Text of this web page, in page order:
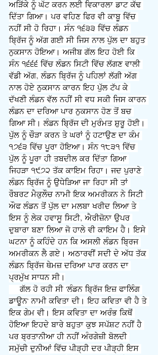
ਅੜਿੱਕੇ ਨੂੰ ਘੱਟ ਕਰਨ ਲਈ ਵਿਕਾਰਲਾ ਡਾਟ ਕੱਢ
ਦਿੱਤਾ ਗਿਆ। ਪਰ ਵਹਿਣ ਫਿਰ ਵੀ ਕਾਬੂ ਵਿੱਚ
ਨਹੀਂ ਸੀ ਹੋ ਰਿਹਾ। ਸੰਨ ੧੬੩੩ ਵਿੱਚ ਲੰਡਨ
ਬ੍ਰਿੱਜ ਨੂੰ ਅੱਗ ਗਈ ਸੀ ਜਿਸ ਨਾਲ ਪੁੱਲ ਦਾ ਬਹੁਤ
ਨੁਕਸਾਨ ਹੋਇਆ। ਅਜੀਬ ਗੱਲ ਇਹ ਹੋਈ ਕਿ
ਸੰਨ ੧੬੬੬ ਵਿੱਚ ਲੰਡਨ ਸਿਟੀ ਵਿੱਚ ਲੱਗਣ ਵਾਲੀ
ਵੱਡੀ ਅੱਗ, ਲੰਡਨ ਬ੍ਰਿੱਜ ਨੂੰ ਪਹਿਲਾਂ ਲੱਗੀ ਅੱਗ
ਨਾਲ ਹੋਏ ਨੁਕਸਾਨ ਕਾਰਨ ਇਹ ਪੁੱਲ ਟੱਪ ਕੇ
ਦੱਖਣੀ ਲੰਡਨ ਵੱਲ ਨਹੀਂ ਸੀ ਵਧ ਸਕੀ ਜਿਸ ਕਾਰਨ
ਲੰਡਨ ਦਾ ਦਰਿਆ ਪਾਰ ਨੁਕਸਾਨ ਹੋਣ ਤੋਂ ਬਚ
ਗਿਆ ਸੀ। ਲੰਡਨ ਬ੍ਰਿੱਜ ਦੀ ਮੁਰੰਮਤ ਸ਼ੁਰੂ ਹੋਈ।
ਪੁੱਲ ਨੂੰ ਚੌੜਾ ਕਰਨ ਤੇ ਘਰਾਂ ਨੂੰ ਹਟਾਉਣ ਦਾ ਕੰਮ
੧੭੬੩ ਵਿੱਚ ਪੂਰਾ ਹੋਇਆ। ਸੰਨ ੧੮੩੧ ਵਿੱਚ
ਪੁੱਲ ਨੂੰ ਪੂਰਾ ਹੀ ਤਬਦੀਲ ਕਰ ਦਿੱਤਾ ਗਿਆ
ਜਿਹੜਾ ੧੯੭੨ ਤੱਕ ਕਾਇਮ ਰਿਹਾ। ਜਦ ਪੁਰਾਣੇ
ਲੰਡਨ ਬ੍ਰਿੱਜ ਨੂੰ ਉਧੇੜਿਆ ਜਾ ਰਿਹਾ ਸੀ ਤਾਂ
ਰੌਬਰਟ ਮੈਕੁਲੌਚ ਨਾਮੀ ਇਕ ਅਮਰੀਕਨ ਨੇ ਸਿਟੀ
ਔਫ ਲੰਡਨ ਤੋਂ ਪੁੱਲ ਦਾ ਮਲਬਾ ਖਰੀਦ ਲਿਆ ਤੇ
ਇਸ ਨੂੰ ਲੇਕ ਹਵਾਸੂ ਸਿਟੀ, ਐਰੀਜ਼ੋਨਾ ਉਪਰ
ਦੁਬਾਰਾ ਬਣਾ ਲਿਆ ਜੋ ਹਾਲੇ ਵੀ ਕਾਇਮ ਹੈ। ਇਸੇ
ਘਟਨਾ ਨੂੰ ਕਹਿੰਦੇ ਹਨ ਕਿ ਅਸਲੀ ਲੰਡਨ ਬ੍ਰਿਜ
ਅਮਰੀਕਨ ਲੈ ਗਏ। ਅਠਾਰਵੀਂ ਸਦੀ ਦੇ ਅੱਧ ਤੱਕ
ਲੰਡਨ ਬ੍ਰਿੱਜ ਥੇਮਜ਼ ਦਰਿਆ ਪਾਰ ਕਰਨ ਦਾ
ਪ੍ਰਮੁੱਖ ਸਾਧਨ ਸੀ।
ਗੱਲ ਹੋ ਰਹੀ ਸੀ 'ਲੰਡਨ ਬ੍ਰਿੱਜ ਇਜ਼ ਫਾਲਿੰਗ
ਡਾਊਨ' ਨਾਮੀ ਕਵਿਤਾ ਦੀ। ਇਹ ਕਵਿਤਾ ਵੀ ਹੈ ਤੇ
ਇਕ ਗੇਮ ਵੀ। ਇਸ ਕਵਿਤਾ ਦਾ ਅਰੰਭ ਕਿਥੋਂ
ਹੋਇਆ ਇਹਦੇ ਬਾਰੇ ਬਹੁਤਾ ਕੁਝ ਸਪੱਸ਼ਟ ਨਹੀਂ ਹੈ
ਪਰ ਬ੍ਰਤਾਨੀਆ ਹੀ ਨਹੀਂ ਅੰਰਗੇਜ਼ੀ ਬੋਲਦੀ
ਸਮੁੱਚੀ ਦੁਨੀਆਂ ਵਿੱਚ ਪੀੜ੍ਹੀ ਦਰ ਪੀੜ੍ਹੀ ਇਸ